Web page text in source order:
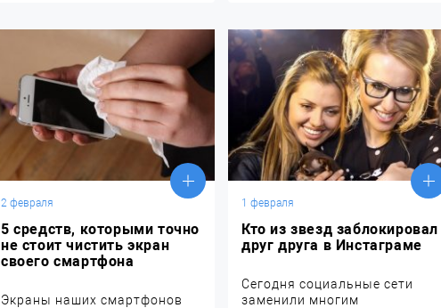
2 февраля
5 средств, которыми точно
не стоит чистить экран
своего смартфона
Экраны наших смартфонов
1 февраля
Кто из звезд заблокировал
друг друга в Инстаграме
Сегодня социальные сети
заменили многим